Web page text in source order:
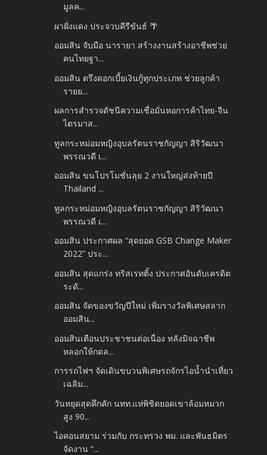
มูลค...
ผาฝั่งแดง ประจวบคีรีขันธ์ 🌴
ออมสิน จับมือ นารายา สร้างงานสร้างอาชีพช่วย
คนไทยฐา...
ออมสิน ตรึงดอกเบี้ยเงินกู้ทุกประเภท ช่วยลูกค้า
รายย...
ผลการสำรวจดัชนีความเชื่อมั่นหอการค้าไทย-จีน
ไตรมาส...
ทูลกระหม่อมหญิงอุบลรัตนราชกัญญา สิริวัฒนา
พรรณวดี เ...
ออมสิน ขนโปรโมชั่นลุย 2 งานใหญ่ส่งท้ายปี
Thailand ...
ทูลกระหม่อมหญิงอุบลรัตนราชกัญญา สิริวัฒนา
พรรณวดี เ...
ออมสิน ประกาศผล “สุดยอด GSB Change Maker
2022” ประ...
ออมสิน สุดแกร่ง ทริสเรทติ้ง ประกาศอันดับเครดิต
ระดั...
ออมสิน จัดของขวัญปีใหม่ เพิ่มรางวัลพิเศษสลาก
ออมสิน...
ออมสินเตือนประชาชนต่อเนื่อง หลังมิจฉาชีพ
หลอกให้กดล...
การรถไฟฯ จัดเดินขบวนพิเศษรถจักรไอน้ำนำเที่ยว
เฉลิม...
วันหยุดสุดคึกคัก นทท.แห่พิชิตยอดเขาล้อมหมวก
สูง 90...
ไอคอนสยาม ร่วมกับ กระทรวง พม. และพันธมิตร
จัดงาน “...